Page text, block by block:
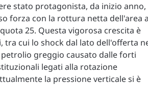
stato protagonista, da inizio anno,
forza con la rottura netta dell'area
25. Questa vigorosa crescita è
cui lo shock dal lato dell'offerta
greggio causato dalle forti
legati alla rotazione
la pressione verticale si è